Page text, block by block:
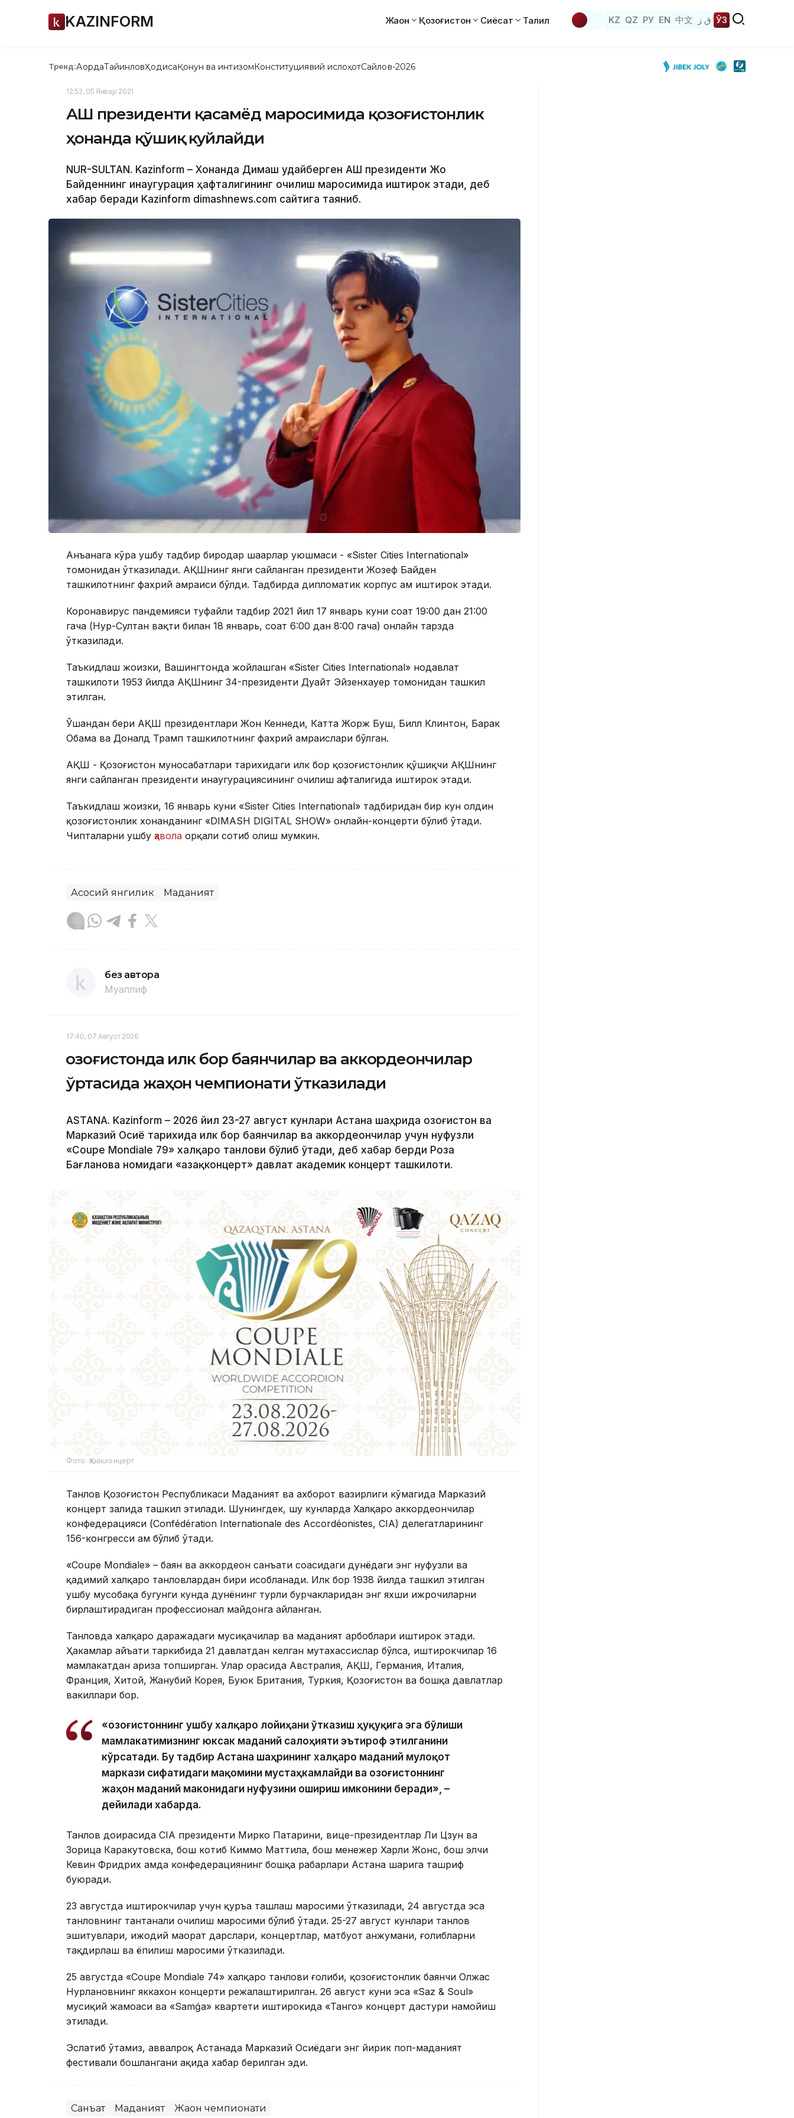
KAZINFORM Жаҳон Қозоғистон Сиёсат Таҳлил KZ QZ РУ EN 中文 ق ز ЎЗ
Тренд:АқордаТайинловҲодисаҚонун ва интизомКонституциявий ислоҳотСайлов-2026
12:52, 05 Январ 2021
АҚШ президенти қасамёд маросимида қозоғистонлик
ҳонанда қўшиқ куйлайди
NUR-SULTAN. Kazinform – Хонанда Димаш Қудайберген АҚШ президенти Жо
Байденнинг инаугурация ҳафталигининг очилиш маросимида иштирок этади, деб
хабар беради Kazinform dimashnews.com сайтига таяниб.
Анъанага кўра ушбу тадбир биродар шаҳарлар уюшмаси - «Sister Cities International»
томонидан ўтказилади. АҚШнинг янги сайланган президенти Жозеф Байден
ташкилотнинг фахрий ҳамраиси бўлди. Тадбирда дипломатик корпус ҳам иштирок этади.
Коронавирус пандемияси туфайли тадбир 2021 йил 17 январь куни соат 19:00 дан 21:00
гача (Нур-Султан вақти билан 18 январь, соат 6:00 дан 8:00 гача) онлайн тарзда
ўтказилади.
Таъкидлаш жоизки, Вашингтонда жойлашган «Sister Cities International» нодавлат
ташкилоти 1953 йилда АҚШнинг 34-президенти Дуайт Эйзенхауер томонидан ташкил
этилган.
Ўшандан бери АҚШ президентлари Жон Кеннеди, Катта Жорж Буш, Билл Клинтон, Барак
Обама ва Доналд Трамп ташкилотнинг фахрий ҳамраислари бўлган.
АҚШ - Қозоғистон муносабатлари тарихидаги илк бор қозоғистонлик қўшиқчи АҚШнинг
янги сайланган президенти инаугурациясининг очилиш ҳафталигида иштирок этади.
Таъкидлаш жоизки, 16 январь куни «Sister Cities International» тадбиридан бир кун олдин
қозоғистонлик хонанданинг «DIMASH DIGITAL SHOW» онлайн-концерти бўлиб ўтади.
Чипталарни ушбу ҳавола орқали сотиб олиш мумкин.
Асосий янгилик Маданият
без автора
Муаллиф
17:40, 07 Август 2026
Қозоғистонда илк бор баянчилар ва аккордеончилар
ўртасида жаҳон чемпионати ўтказилади
ASTANA. Kazinform – 2026 йил 23-27 август кунлари Астана шаҳрида Қозоғистон ва
Марказий Осиё тарихида илк бор баянчилар ва аккордеончилар учун нуфузли
«Coupe Mondiale 79» халқаро танлови бўлиб ўтади, деб хабар берди Роза
Бағланова номидаги «Қазақконцерт» давлат академик концерт ташкилоти.
Фото: Қазақконцерт
Танлов Қозоғистон Республикаси Маданият ва ахборот вазирлиги кўмагида Марказий
концерт залида ташкил этилади. Шунингдек, шу кунларда Халқаро аккордеончилар
конфедерацияси (Confédération Internationale des Accordéonistes, CIA) делегатларининг
156-конгресси ҳам бўлиб ўтади.
«Coupe Mondiale» – баян ва аккордеон санъати соҳасидаги дунёдаги энг нуфузли ва
қадимий халқаро танловлардан бири ҳисобланади. Илк бор 1938 йилда ташкил этилган
ушбу мусобақа бугунги кунда дунёнинг турли бурчакларидан энг яхши ижрочиларни
бирлаштирадиган профессионал майдонга айланган.
Танловда халқаро даражадаги мусиқачилар ва маданият арбоблари иштирок этади.
Ҳакамлар ҳайъати таркибида 21 давлатдан келган мутахассислар бўлса, иштирокчилар 16
мамлакатдан ариза топширган. Улар орасида Австралия, АҚШ, Германия, Италия,
Франция, Хитой, Жанубий Корея, Буюк Британия, Туркия, Қозоғистон ва бошқа давлатлар
вакиллари бор.
«Қозоғистоннинг ушбу халқаро лойиҳани ўтказиш ҳуқуқига эга бўлиши
мамлакатимизнинг юксак маданий салоҳияти эътироф этилганини
кўрсатади. Бу тадбир Астана шаҳрининг халқаро маданий мулоқот
маркази сифатидаги мақомини мустаҳкамлайди ва Қозоғистоннинг
жаҳон маданий маконидаги нуфузини ошириш имконини беради», –
дейилади хабарда.
Танлов доирасида CIA президенти Мирко Патарини, вице-президентлар Ли Цзун ва
Зорица Каракутовска, бош котиб Киммо Маттила, бош менежер Харли Жонс, бош элчи
Кевин Фридрих ҳамда конфедерациянинг бошқа раҳбарлари Астана шаҳрига ташриф
буюради.
23 августда иштирокчилар учун қуръа ташлаш маросими ўтказилади, 24 августда эса
танловнинг тантанали очилиш маросими бўлиб ўтади. 25-27 август кунлари танлов
эшитувлари, ижодий маҳорат дарслари, концертлар, матбуот анжумани, ғолибларни
тақдирлаш ва ёпилиш маросими ўтказилади.
25 августда «Coupe Mondiale 74» халқаро танлови ғолиби, қозоғистонлик баянчи Олжас
Нурлановнинг яккахон концерти режалаштирилган. 26 август куни эса «Saz & Soul»
мусиқий жамоаси ва «Samǵa» квартети иштирокида «Танго» концерт дастури намойиш
этилади.
Эслатиб ўтамиз, аввалроқ Астанада Марказий Осиёдаги энг йирик поп-маданият
фестивали бошлангани ҳақида хабар берилган эди.
Санъат Маданият Жаҳон чемпионати